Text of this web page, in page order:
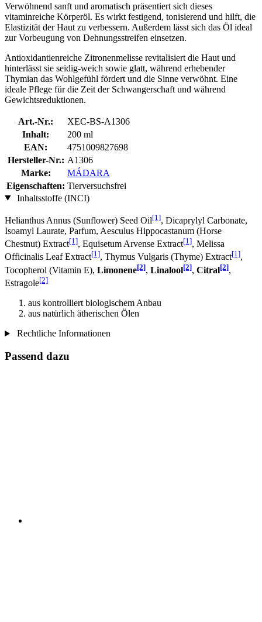
Verwöhnend sanft und aromatisch präsentiert sich dieses
vitaminreiche Körperöl. Es wirkt festigend, tonisierend und hilft, die
Elastizität der Haut zu verbessern. Außerdem lässt sich das Öl ideal
zur Vorbeugung von Dehnungsstreifen einsetzen.
Antioxidantienreiche Zitronenmelisse revitalisiert die Haut und
hinterlässt sie seidig-weich sowie glatt, während erhebender
Thymian das Wohlgefühl fördert und die Sinne verwöhnt. Eine
ideale Pflege für die Zeit der Schwangerschaft und während
Gewichtsreduktionen.
Art.-Nr.:
XEC-BS-A1306
Inhalt:
200 ml
EAN:
4751009827698
Hersteller-Nr.: A1306
Marke:
MÁDARA
Eigenschaften: Tierversuchsfrei
Inhaltsstoffe (INCI)
Helianthus Annus (Sunflower) Seed Oil[1], Dicaprylyl Carbonate,
Isoamyl Laurate, Parfum, Aesculus Hippocastanum (Horse
Chestnut) Extract[1], Equisetum Arvense Extract[1], Melissa
Officinalis Leaf Extract[1], Thymus Vulgaris (Thyme) Extract[1],
Tocopherol (Vitamin E), Limonene[2], Linalool[2], Citral[2],
Estragole[2]
aus kontrolliert biologischem Anbau
aus natürlich ätherischen Ölen
Rechtliche Informationen
Passend dazu